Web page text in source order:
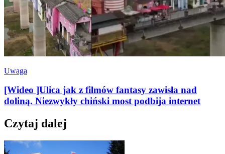
Uwaga
[Wideo ]Ulica jak z filmów fantasy zawisła nad
doliną. Niezwykły chiński most podbija internet
Czytaj dalej